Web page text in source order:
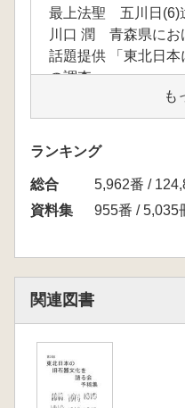
最上法聖 五川日(6)
川口 潤 青森県にお
話題提供 「東北日
の調査」
山田 哲・佐藤宏之
樫孝志・夏木大吾・
北海道北見市吉井沢
出穂雅実・山岡拓也
―・堀恭介・尾田識
北海道河東郡上士幌
跡(HO)3期 第3次調
形石器群
山西麓に残された杉
貌解明を目指して
佐野勝宏・鹿又喜隆
も
ランキング
総合
5,962番 /
資料集
955番 / 5,035
関連図書